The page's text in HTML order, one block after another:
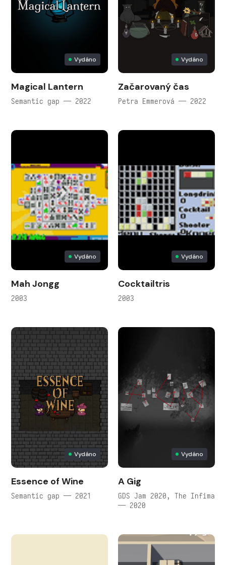
Vydáno
Magical Lantern
Semantic gap — 2022
Vydáno
Začarovaný čas
Petra Emmerová — 2022
Vydáno
Mah Jongg
2003
Vydáno
Cocktailtris
2003
Vydáno
Essence of Wine
Semantic gap — 2021
Vydáno
A Gig
GDS Jam 2020, The Infima
— 2020